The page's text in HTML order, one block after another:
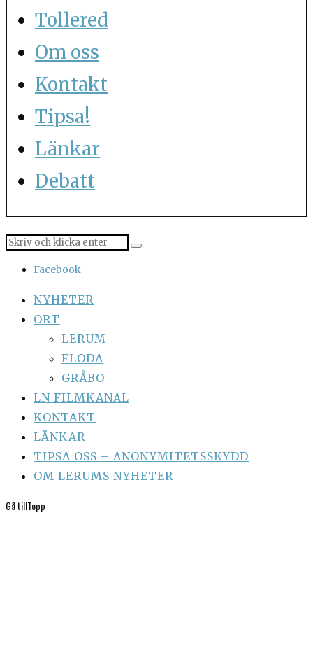
Tollered
Om oss
Kontakt
Tipsa!
Länkar
Debatt
Facebook
NYHETER
ORT
LERUM
FLODA
GRÅBO
LN FILMKANAL
KONTAKT
LÄNKAR
TIPSA OSS – ANONYMITETSSKYDD
OM LERUMS NYHETER
Gå tillTopp